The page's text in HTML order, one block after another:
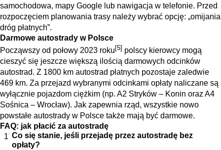
samochodowa, mapy Google lub nawigacja w telefonie. Przed
rozpoczęciem planowania trasy należy wybrać opcję: „omijania
dróg płatnych”.
Darmowe autostrady w Polsce
Począwszy od połowy 2023 roku [5] polscy kierowcy mogą
cieszyć się jeszcze większą ilością darmowych odcinków
autostrad. Z 1800 km autostrad płatnych pozostaje zaledwie
469 km. Za przejazd wybranymi odcinkami opłaty naliczane są
wyłącznie pojazdom ciężkim (np. A2 Stryków – Konin oraz A4
Sośnica – Wrocław). Jak zapewnia rząd, wszystkie nowo
powstałe autostrady w Polsce także mają być darmowe.
FAQ: jak płacić za autostradę
Co się stanie, jeśli przejadę przez autostradę bez
opłaty?